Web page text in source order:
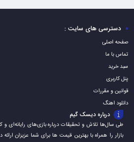
به
به
دسترسی های سایت :
صفحه اصلی
تماس با ما
سبد خرید
پنل کاربری
قوانین و مقررات
دانلود اهنگ
درباره دیسک گیم
طی سال‌ها تلاش و تحقیقات درباره بازی‌های رایانه‌ای و
بازار را همراه با بهترین قیمت ها برای شما عزیزان